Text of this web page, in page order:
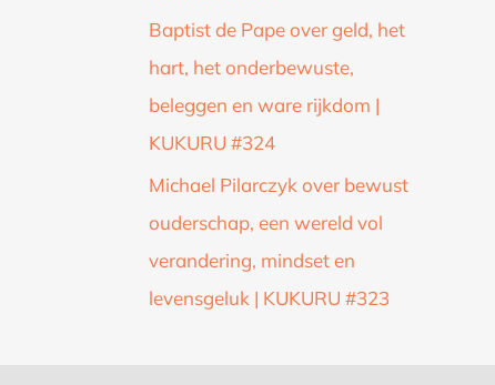
Baptist de Pape over geld, het
hart, het onderbewuste,
beleggen en ware rijkdom |
KUKURU #324
Michael Pilarczyk over bewust
ouderschap, een wereld vol
verandering, mindset en
levensgeluk | KUKURU #323